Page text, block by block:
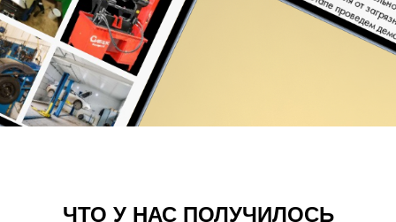
ЧТО У НАС ПОЛУЧИЛОСЬ